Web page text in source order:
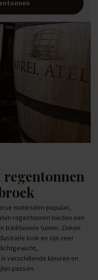
materialen populair,
regentonnen bieden een
traditionele tuinen. Zinken
look en zijn zeer
verschillende kleuren en
passen.